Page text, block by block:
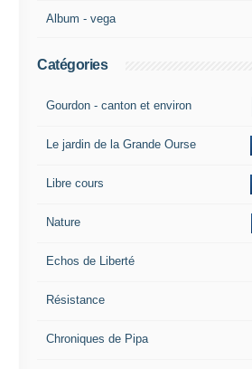
Album - vega
Catégories
Gourdon - canton et environ
Le jardin de la Grande Ourse
Libre cours
Nature
Echos de Liberté
Résistance
Chroniques de Pipa